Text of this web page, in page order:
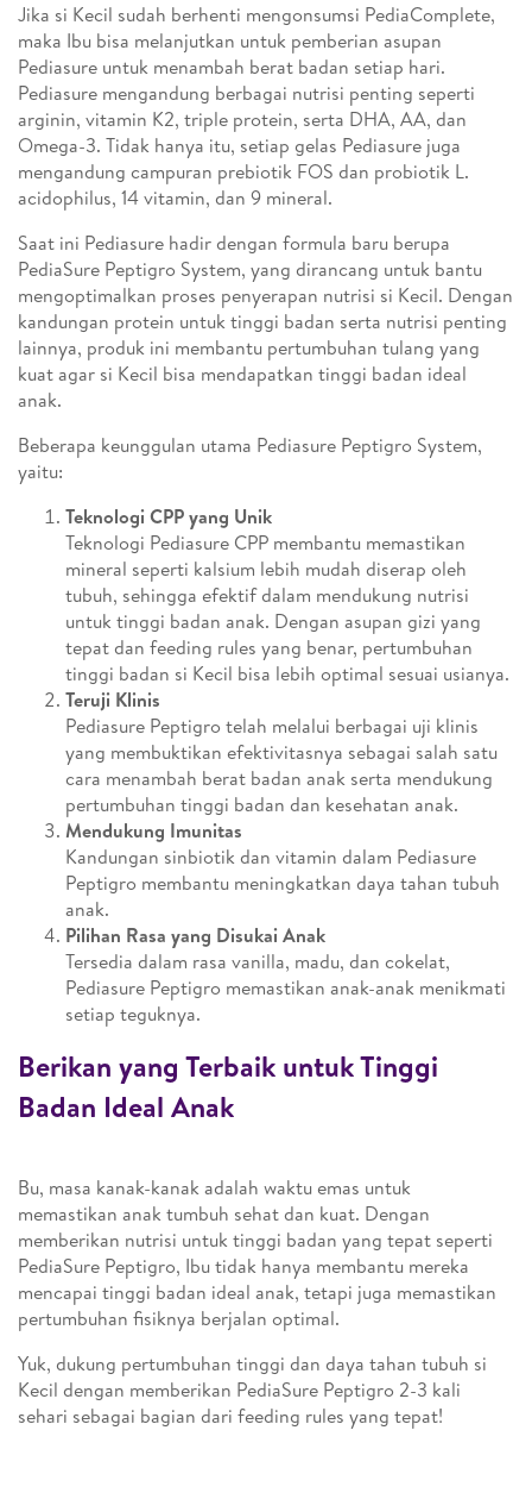
Jika si Kecil sudah berhenti mengonsumsi PediaComplete,
maka Ibu bisa melanjutkan untuk pemberian asupan
Pediasure untuk menambah berat badan setiap hari.
Pediasure mengandung berbagai nutrisi penting seperti
arginin, vitamin K2, triple protein, serta DHA, AA, dan
Omega-3. Tidak hanya itu, setiap gelas Pediasure juga
mengandung campuran prebiotik FOS dan probiotik L.
acidophilus, 14 vitamin, dan 9 mineral.
Saat ini Pediasure hadir dengan formula baru berupa
PediaSure Peptigro System, yang dirancang untuk bantu
mengoptimalkan proses penyerapan nutrisi si Kecil. Dengan
kandungan protein untuk tinggi badan serta nutrisi penting
lainnya, produk ini membantu pertumbuhan tulang yang
kuat agar si Kecil bisa mendapatkan tinggi badan ideal
anak.
Beberapa keunggulan utama Pediasure Peptigro System,
yaitu:
Teknologi CPP yang Unik
Teknologi Pediasure CPP membantu memastikan
mineral seperti kalsium lebih mudah diserap oleh
tubuh, sehingga efektif dalam mendukung nutrisi
untuk tinggi badan anak. Dengan asupan gizi yang
tepat dan feeding rules yang benar, pertumbuhan
tinggi badan si Kecil bisa lebih optimal sesuai usianya.
Teruji Klinis
Pediasure Peptigro telah melalui berbagai uji klinis
yang membuktikan efektivitasnya sebagai salah satu
cara menambah berat badan anak serta mendukung
pertumbuhan tinggi badan dan kesehatan anak.
Mendukung Imunitas
Kandungan sinbiotik dan vitamin dalam Pediasure
Peptigro membantu meningkatkan daya tahan tubuh
anak.
Pilihan Rasa yang Disukai Anak
Tersedia dalam rasa vanilla, madu, dan cokelat,
Pediasure Peptigro memastikan anak-anak menikmati
setiap teguknya.
Berikan yang Terbaik untuk Tinggi
Badan Ideal Anak
Bu, masa kanak-kanak adalah waktu emas untuk
memastikan anak tumbuh sehat dan kuat. Dengan
memberikan nutrisi untuk tinggi badan yang tepat seperti
PediaSure Peptigro, Ibu tidak hanya membantu mereka
mencapai tinggi badan ideal anak, tetapi juga memastikan
pertumbuhan fisiknya berjalan optimal.
Yuk, dukung pertumbuhan tinggi dan daya tahan tubuh si
Kecil dengan memberikan PediaSure Peptigro 2-3 kali
sehari sebagai bagian dari feeding rules yang tepat!